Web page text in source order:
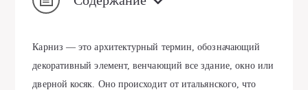
Карниз — это архитектурный термин, обозначающий
декоративный элемент, венчающий все здание, окно или
дверной косяк. Оно происходит от итальянского, что